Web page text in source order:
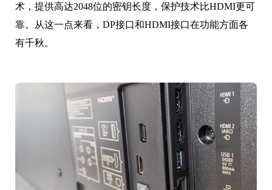
术，提供高达2048位的密钥长度，保护技术比HDMI更可
靠。从这一点来看，DP接口和HDMI接口在功能方面各
有千秋。